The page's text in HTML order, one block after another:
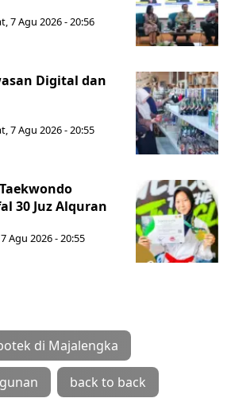
7 Agu 2026 - 20:56
Digital dan
7 Agu 2026 - 20:55
30 Juz Alquran
Agu 2026 - 20:55
di Majalengka
back to back